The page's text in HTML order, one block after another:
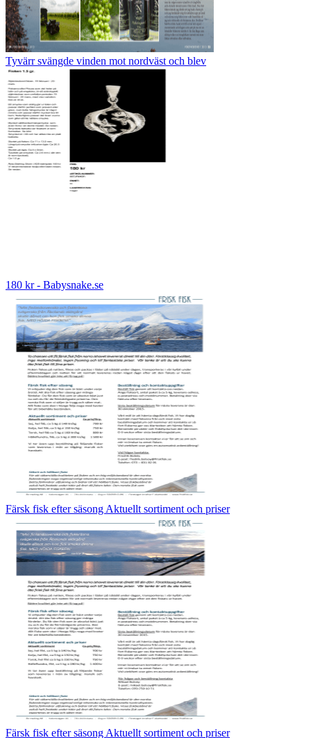
Tyvärr svängde vinden mot nordväst och blev
180 kr - Babysnake.se
Färsk fisk efter säsong Aktuellt sortiment och priser
Färsk fisk efter säsong Aktuellt sortiment och priser